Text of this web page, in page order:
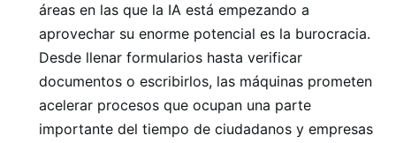
áreas en las que la IA está empezando a
aprovechar su enorme potencial es la burocracia.
Desde llenar formularios hasta verificar
documentos o escribirlos, las máquinas prometen
acelerar procesos que ocupan una parte
importante del tiempo de ciudadanos y empresas